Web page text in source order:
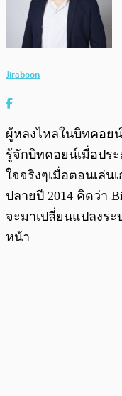
Jiraboon
ผู้หลงไหลในบิทคอยน์
รู้จักบิทคอยน์เมื่อปร
ใจจริงๆเมื่อตอนเล่น
ปลายปี 2014 คิดว่า
จะมาเปลี่ยนแปลงระ
หน้า